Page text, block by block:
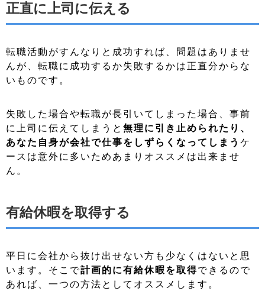
正直に上司に伝える
転職活動がすんなりと成功すれば、問題はありませ
んが、転職に成功するか失敗するかは正直分からな
いものです。
失敗した場合や転職が長引いてしまった場合、事前
に上司に伝えてしまうと 無理に引き止められたり、
あなた自身が会社で仕事をしずらくなってしまう ケ
ースは意外に多いためあまりオススメは出来ませ
ん。
有給休暇を取得する
平日に会社から抜け出せない方も少なくはないと思
います。そこで計画的に有給休暇を取得できるので
あれば、一つの方法としてオススメします。